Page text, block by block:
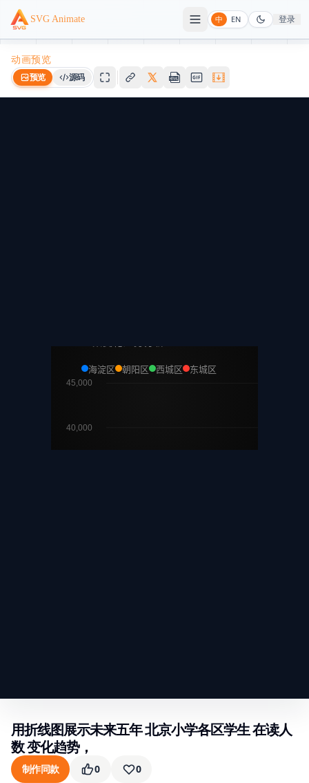
SVG Animate 中 EN 登录
动画预览
预览 源码
用折线图展示未来五年 北京小学各区学生 在读人
数 变化趋势，
制作同款 0 0